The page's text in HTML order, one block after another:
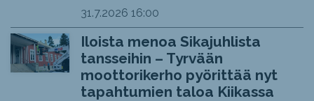
31.7.2026 16:00
Iloista menoa Sikajuhlista
tansseihin – Tyrvään
moottorikerho pyörittää nyt
tapahtumien taloa Kiikassa